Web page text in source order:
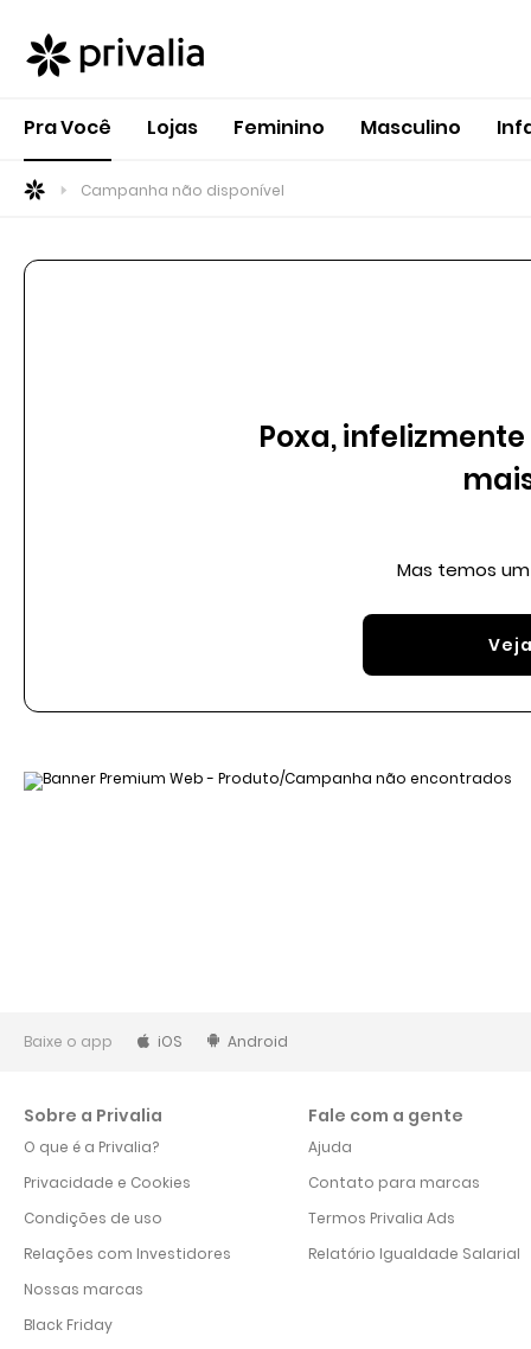
Pra Você Lojas Feminino Masculino
Campanha não disponível
Poxa,
Mas temos
Baixe o app iOS Android
Sobre a Privalia
O que é a Privalia?
Privacidade e Cookies
Condições de uso
Relações com Investidores
Nossas marcas
Black Friday
Fale com a gente
Ajuda
Contato para marcas
Termos Privalia Ads
Relatório Igualdade Salarial